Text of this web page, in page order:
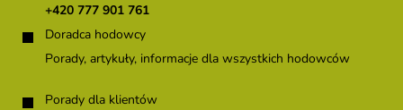
+420 777 901 761
Doradca hodowcy
Porady, artykuły, informacje dla wszystkich hodowców
Porady dla klientów